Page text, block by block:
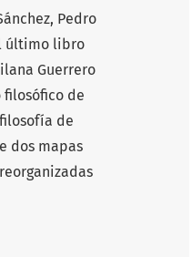
Pedro
último libro
Guerrero
de
de
dos mapas